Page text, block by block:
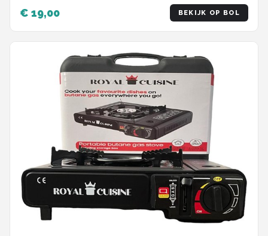
€ 19,00 BEKIJK OP BOL